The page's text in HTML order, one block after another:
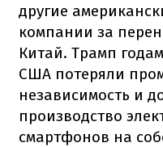
другие
компании за
Китай. Трамп
США потеряли
независимость и
производство
смартфонов на